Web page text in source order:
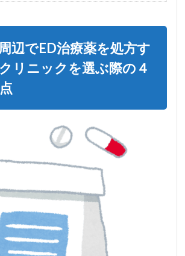
辺でED治療薬を処方す
リニックを選ぶ際の４